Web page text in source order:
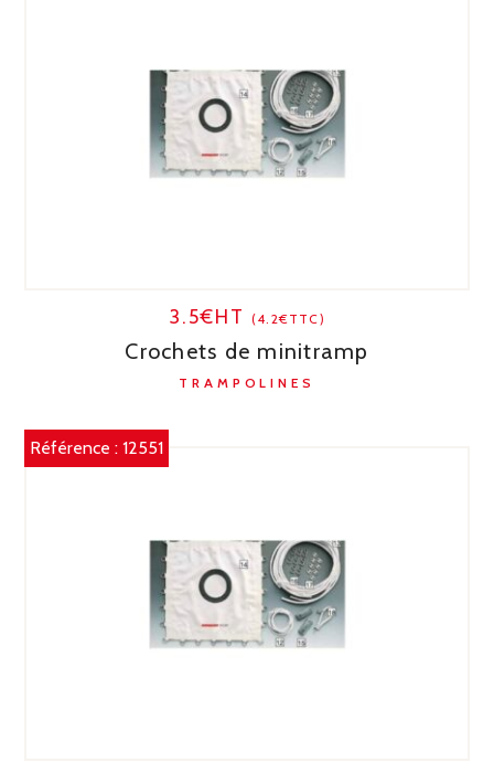
3.5€HT(4.2€TTC)
Crochets de minitramp
TRAMPOLINES
Référence :12551